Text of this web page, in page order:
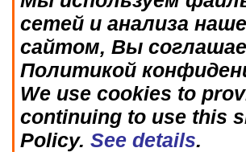
сетей и анализа
сайтом, Вы
Политикой
We use cookies to
continuing to use this
Policy. See details.